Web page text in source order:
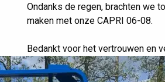
Ondanks de regen, brachten we
maken met onze CAPRI 06-08.
Bedankt voor het vertrouwen en
Capri voor Slingerland